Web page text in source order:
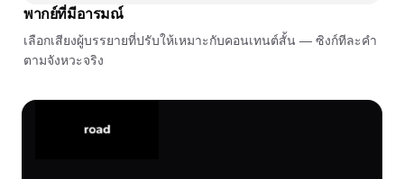
พากย์ที่มีอารมณ์
เลือกเสียงผู้บรรยายที่ปรับให้เหมาะกับคอนเทนต์สั้น — ซิงก์ทีละคำ
ตามจังหวะจริง